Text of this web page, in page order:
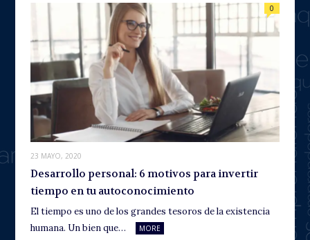
23 MAYO, 2020
0
Desarrollo personal: 6 motivos para invertir
tiempo en tu autoconocimiento
El tiempo es uno de los grandes tesoros de la existencia
humana. Un bien que…
MORE